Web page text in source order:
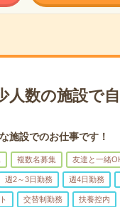
人数の施設で自
設でのお仕事です！
複数名募集 友達と一緒
週2～3日勤務 週4日勤務
交替制勤務 扶養控内